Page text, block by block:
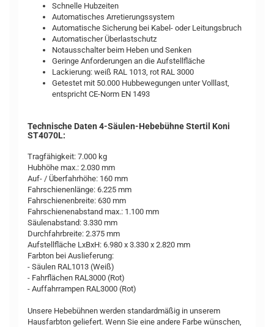
Schnelle Hubzeiten
Automatisches Arretierungssystem
Automatische Sicherung bei Kabel- oder Leitungsbruch
Automatischer Überlastschutz
Notausschalter beim Heben und Senken
Geringe Anforderungen an die Aufstellfläche
Lackierung: weiß RAL 1013, rot RAL 3000
Getestet mit 50.000 Hubbewegungen unter Volllast,
entspricht CE-Norm EN 1493
Technische Daten 4-Säulen-Hebebühne Stertil Koni
ST4070L:
Tragfähigkeit: 7.000 kg
Hubhöhe max.: 2.030 mm
Auf- / Überfahrhöhe: 160 mm
Fahrschienenlänge: 6.225 mm
Fahrschienenbreite: 630 mm
Fahrschienenabstand max.: 1.100 mm
Säulenabstand: 3.330 mm
Durchfahrbreite: 2.375 mm
Aufstellfläche LxBxH: 6.980 x 3.330 x 2.820 mm
Farbton bei Auslieferung:
- Säulen RAL1013 (Weiß)
- Fahrflächen RAL3000 (Rot)
- Auffahrrampen RAL3000 (Rot)
Unsere Hebebühnen werden standardmäßig in unserem
Hausfarbton geliefert. Wenn Sie eine andere Farbe wünschen,